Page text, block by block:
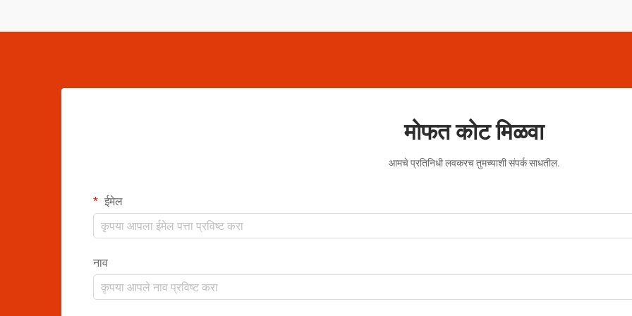
मोफत कोट मिळवा
आमचे प्रतिनिधी लवकरच तुमच्याशी संपर्क साधतील.
ईमेल
नाव